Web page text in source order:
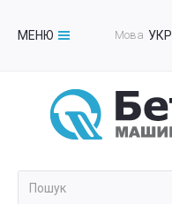
МЕНЮ
Toggle
Мова УКР